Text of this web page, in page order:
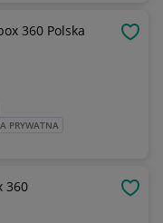
360 Polska
PRYWATNA
360